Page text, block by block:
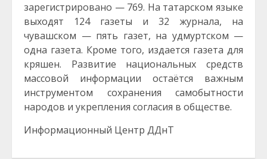
зарегистрировано — 769. На татарском языке
выходят 124 газеты и 32 журнала, на
чувашском — пять газет, на удмуртском —
одна газета. Кроме того, издается газета для
кряшен. Развитие национальных средств
массовой информации остаётся важным
инструментом сохранения самобытности
народов и укрепления согласия в обществе.
Информационный Центр ДДнТ